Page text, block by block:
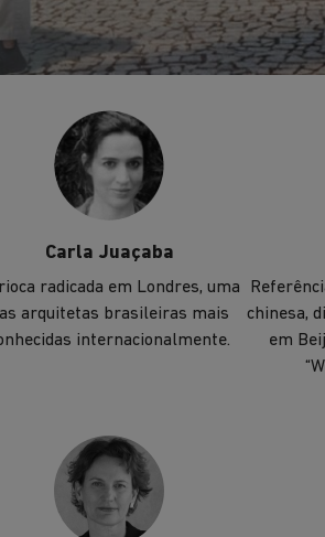
Carla Juaçaba
radicada em Londres, uma
arquitetas brasileiras mais
internacionalmente.
chinesa,
em